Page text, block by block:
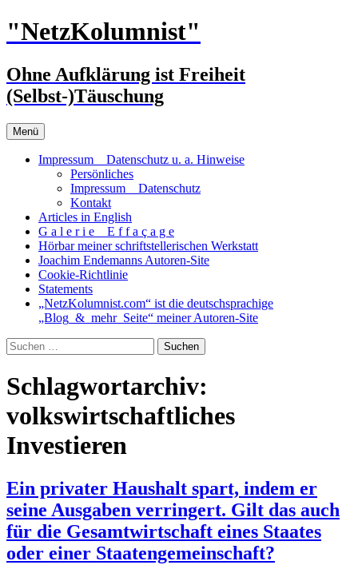
Zum
Inhalt
"NetzKolumnist"
Ohne Aufklärung ist Freiheit
(Selbst-)Täuschung
Menü
Impressum _ Datenschutz u. a. Hinweise
Persönliches
Impressum _ Datenschutz
Kontakt
Articles in English
G a l e r i e _ E f f a ç a g e
Hörbar meiner schriftstellerischen Werkstatt
Joachim Endemanns Autoren-Site
Cookie-Richtlinie
Statements
„NetzKolumnist.com“ ist die deutschsprachige
„Blog_&_mehr_Seite“ meiner Autoren-Site
Suchen
nach:
Schlagwortarchiv:
volkswirtschaftliches
Investieren
Ein privater Haushalt spart, indem er
seine Ausgaben verringert. Gilt das auch
für die Gesamtwirtschaft eines Staates
oder einer Staatengemeinschaft?